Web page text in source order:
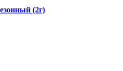
(2г)